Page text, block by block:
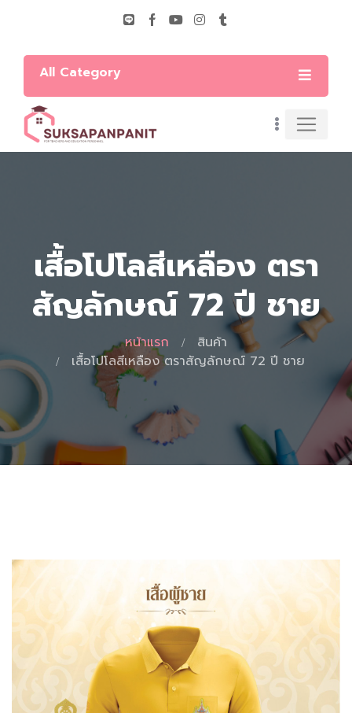
All Category
เสื้อโปโลสีเหลือง ตรา
สัญลักษณ์ 72 ปี ชาย
หน้าแรก
สินค้า
เสื้อโปโลสีเหลือง ตราสัญลักษณ์ 72 ปี ชาย